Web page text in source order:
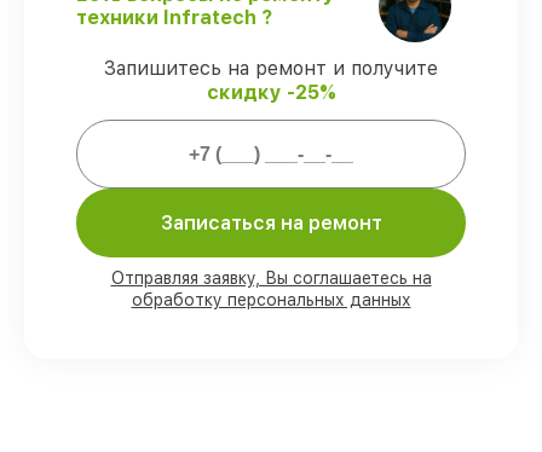
Гарантийное сопровождение– все
официальной гарантией Infratech.
Мы гарантируем:
80%
работ закрываем в присутствии
клиента
запчастей Infratech есть в наличии
в мастерской или на складе в Москве,
остальные поступают оперативно
техники Infratech ?
Запишитесь на ремонт и получите
скидку -25%
Записаться на ремонт
Отправляя заявку, Вы соглашаетесь на
обработку персональных данных